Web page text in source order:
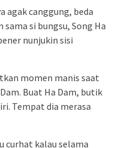
agak canggung, beda
si bungsu, Song Ha
nunjukin sisi
momen manis saat
Buat Ha Dam, butik
Tempat dia merasa
curhat kalau selama